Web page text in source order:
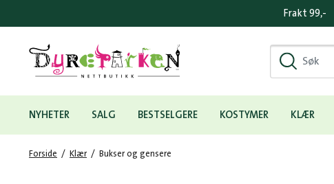
Frakt 99,-
Hovedmeny
NYHETER SALG BESTSELGERE KOSTYMER KLÆR
Forside / Klær / Bukser og gensere